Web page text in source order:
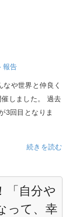
報告
や世界と仲良く
しました。 過去
3回目となりま
続きを読む
「自分や
って、幸